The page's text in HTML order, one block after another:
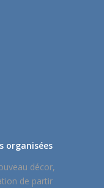
organisées
décor,
de partir